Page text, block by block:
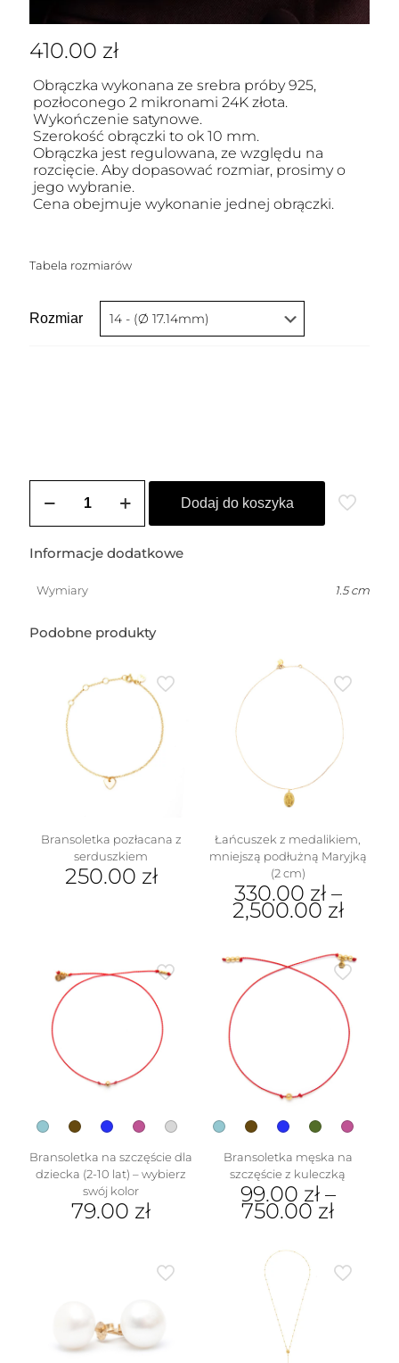
410.00 zł
Obrączka wykonana ze srebra próby 925,
pozłoconego 2 mikronami 24K złota.
Wykończenie satynowe.
Szerokość obrączki to ok 10 mm.
Obrączka jest regulowana, ze względu na
rozcięcie. Aby dopasować rozmiar, prosimy o
jego wybranie.
Cena obejmuje wykonanie jednej obrączki.
Tabela rozmiarów
Rozmiar
Obrączka
DINA
cm)
Dodaj do koszyka
Informacje dodatkowe
Wymiary 1.5 cm
Podobne produkty
Bransoletka pozłacana z
serduszkiem
250.00 zł
Łańcuszek z medalikiem,
mniejszą podłużną Maryjką
(2 cm)
330.00 zł–
2,500.00 zł
ma
wiele
wariantów.
stronie
produktu
Bransoletka na szczęście dla
dziecka (2-10 lat) – wybierz
swój kolor
79.00 zł
Opcje
można
wybrać
Bransoletka męska na
szczęście z kuleczką
99.00 zł–
750.00 zł
produkt
ma
wiele
wariantów.
Opcje
można
wybrać